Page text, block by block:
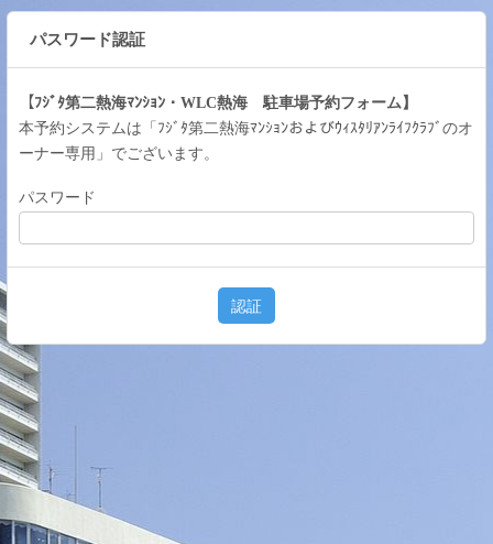
パスワード認証
【ﾌｼﾞﾀ第二熱海ﾏﾝｼｮﾝ・WLC熱海 駐車場予約フォーム】
本予約システムは「ﾌｼﾞﾀ第二熱海ﾏﾝｼｮﾝおよびｳｨｽﾀﾘｱﾝﾗｲﾌｸﾗﾌﾞ のオ
ーナー専用」でございます。
パスワード